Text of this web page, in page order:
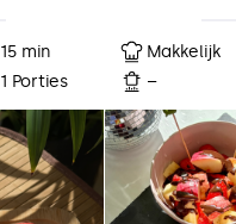
15 min
1 Porties
Makkelijk
–